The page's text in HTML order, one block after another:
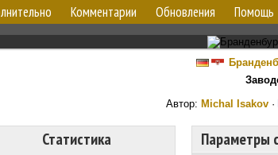
Комментарии Обновления Помощь
Автор: Michal Isakov ·
Статистика Параметры